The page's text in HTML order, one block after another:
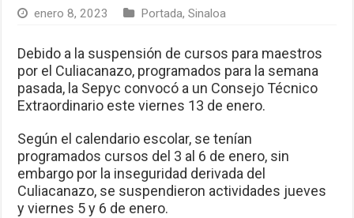
enero 8, 2023 Portada,Sinaloa
Debido a la suspensión de cursos para maestros
por el Culiacanazo, programados para la semana
pasada, la Sepyc convocó a un Consejo Técnico
Extraordinario este viernes 13 de enero.
Según el calendario escolar, se tenían
programados cursos del 3 al 6 de enero, sin
embargo por la inseguridad derivada del
Culiacanazo, se suspendieron actividades jueves
y viernes 5 y 6 de enero.